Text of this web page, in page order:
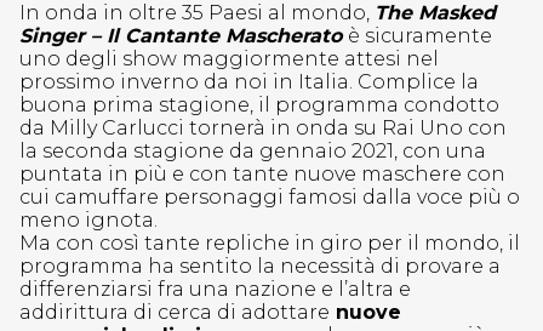
In onda in oltre 35 Paesi al mondo, The Masked
Singer – Il Cantante Mascherato è sicuramente
uno degli show maggiormente attesi nel
prossimo inverno da noi in Italia. Complice la
buona prima stagione, il programma condotto
da Milly Carlucci tornerà in onda su Rai Uno con
la seconda stagione da gennaio 2021, con una
puntata in più e con tante nuove maschere con
cui camuffare personaggi famosi dalla voce più o
meno ignota.
Ma con così tante repliche in giro per il mondo, il
programma ha sentito la necessità di provare a
differenziarsi fra una nazione e l’altra e
addirittura di cerca di adottare nuove